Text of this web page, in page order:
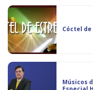
Cóctel
Músicos